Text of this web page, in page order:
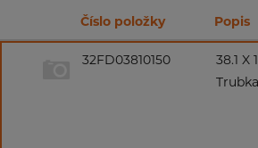
Číslo položky Popis
32FD03810150
38.1 X